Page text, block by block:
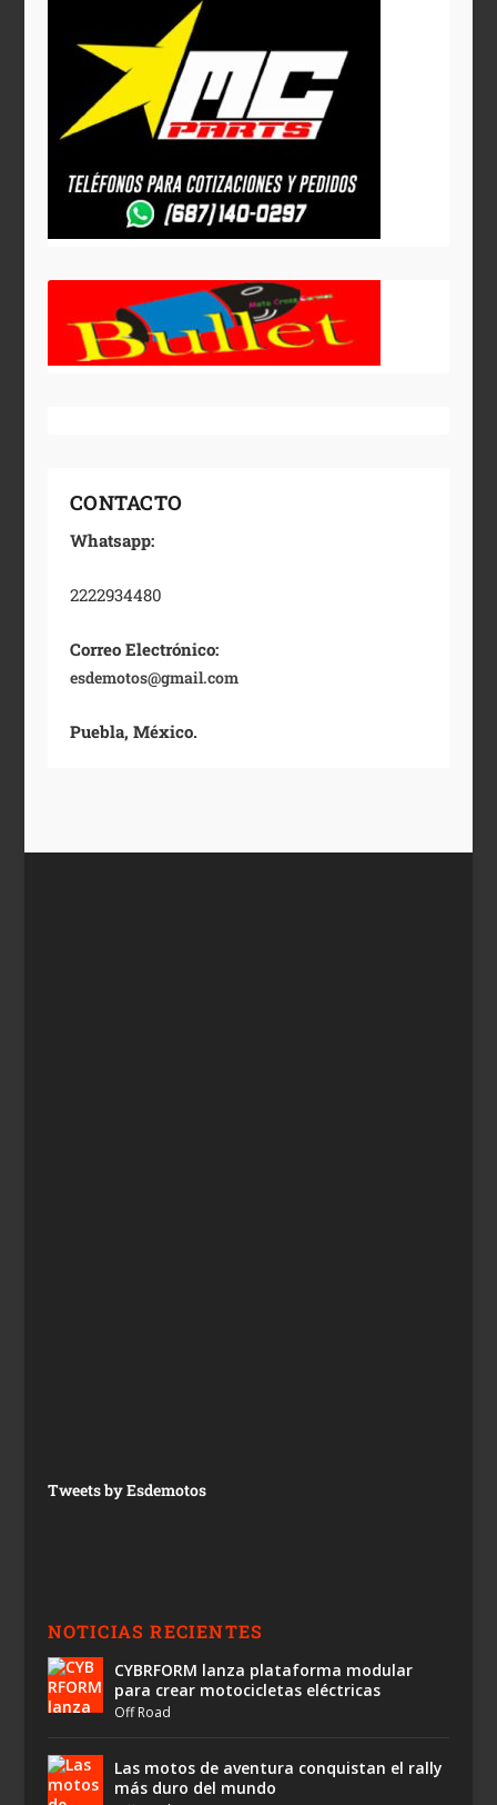
CONTACTO
Whatsapp:
2222934480
Correo Electrónico:
esdemotos@gmail.com
Puebla, México.
Tweets by Esdemotos
NOTICIAS RECIENTES
CYBRFORM lanza plataforma modular
para crear motocicletas eléctricas
Off Road
Las motos de aventura conquistan el rally
más duro del mundo